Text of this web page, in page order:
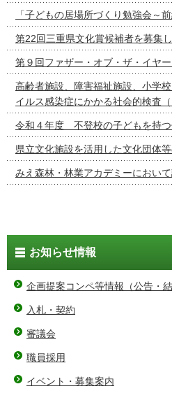
「子どもの居場所づくり勉強会～
第22回三重県文化賞候補者を募集
第９回ファザー・オブ・ザ・イヤ
高齢者施設、障害福祉施設、小学
イルス感染症にかかる社会的検査
令和４年度 不登校の子どもを持
県立文化施設を活用した文化団体
みえ森林・林業アカデミーにおい
お知らせ情報
企画提案コンペ等情報（公告・結
入札・契約
審議会
職員採用
イベント・募集案内